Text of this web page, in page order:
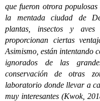
que fueron otrora
la mentada ciudad de
plantas, insectos y
proporcionan ciertas
Asimismo, están intentando
ignorados de las
conservación de otras
laboratorio donde llevar a
muy interesantes (Kwok,